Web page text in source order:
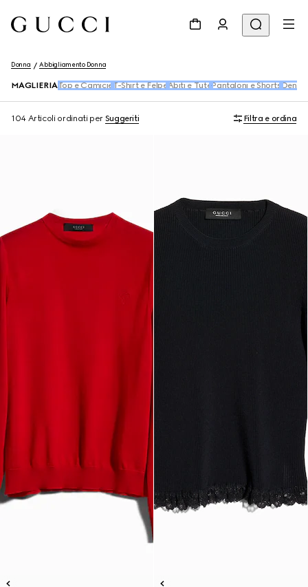
Donna Abbigliamento Donna
MAGLIERIATop e Camicie T-Shirt e Felpe Abiti e TutePantaloni e Shorts Denim
104 Articoli ordinati per Suggeriti Filtra e ordina